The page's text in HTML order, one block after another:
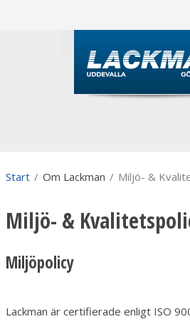
Start / Om Lackman / Miljö- &
Miljö- &
Miljöpolicy
Lackman är certifierade enligt ISO